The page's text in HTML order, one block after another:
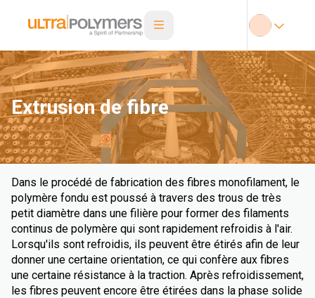
Extrusion de fibre
Dans le procédé de fabrication des fibres monofilament, le
polymère fondu est poussé à travers des trous de très
petit diamètre dans une filière pour former des filaments
continus de polymère qui sont rapidement refroidis à l'air.
Lorsqu'ils sont refroidis, ils peuvent être étirés afin de leur
donner une certaine orientation, ce qui confère aux fibres
une certaine résistance à la traction. Après refroidissement,
les fibres peuvent encore être étirées dans la phase solide